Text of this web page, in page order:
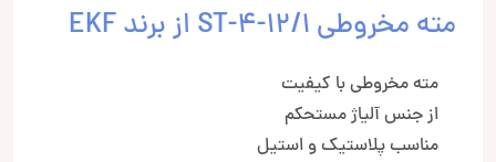
مته مخروطی ST-4-12/1 از برند EKF
مته مخروطی با کیفیت
از جنس آلیاژ مستحکم
مناسب پلاستیک و استیل